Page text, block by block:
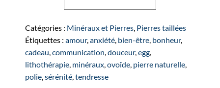
en
Amazonite
Catégories : Minéraux et Pierres, Pierres taillées
Étiquettes :amour,anxiété, bien-être, bonheur,
cadeau,communication,douceur,egg,
lithothérapie, minéraux,ovoîde, pierre naturelle,
polie,sérénité,tendresse